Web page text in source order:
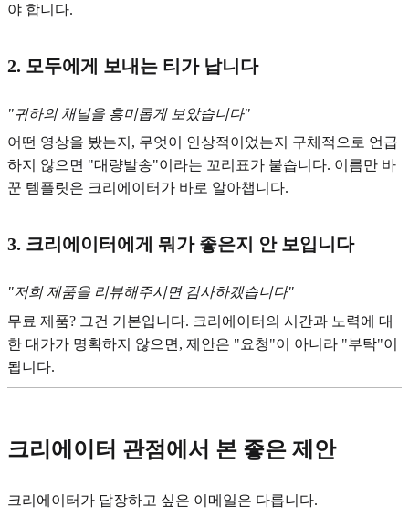
야 합니다.
2. 모두에게 보내는 티가 납니다
"귀하의 채널을 흥미롭게 보았습니다"
어떤 영상을 봤는지, 무엇이 인상적이었는지 구체적으로 언급
하지 않으면 "대량발송"이라는 꼬리표가 붙습니다. 이름만 바
꾼 템플릿은 크리에이터가 바로 알아챕니다.
3. 크리에이터에게 뭐가 좋은지 안 보입니다
"저희 제품을 리뷰해주시면 감사하겠습니다"
무료 제품? 그건 기본입니다. 크리에이터의 시간과 노력에 대
한 대가가 명확하지 않으면, 제안은 "요청"이 아니라 "부탁"이
됩니다.
크리에이터 관점에서 본 좋은 제안
크리에이터가 답장하고 싶은 이메일은 다릅니다.